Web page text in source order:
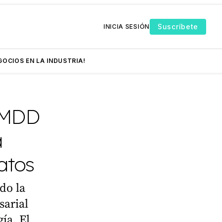
INICIA SESIÓN Suscríbete
EN LA INDUSTRIA!
la